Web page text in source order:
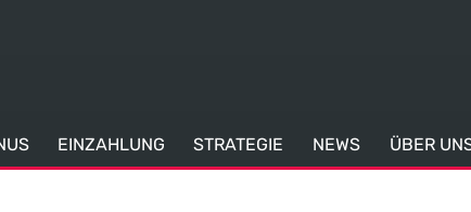
EINZAHLUNG STRATEGIE NEWS ÜBER